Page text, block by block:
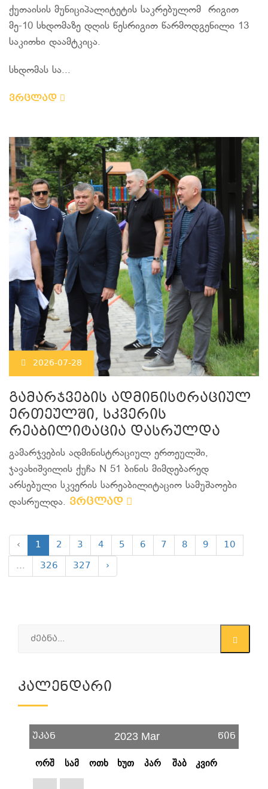
ქუთაისის მუნიციპალიტეტის საკრებულომ რიგით
მე-10 სხდომაზე დღის წესრიგით წარმოდგენილი 13
საკითხი დაამტკიცა.
სხდომას სა...
ვრცლად
2026-07-28
გამარჯვების ადმინისტრაციულ
ერთეულში, სკვერის
რეაბილიტაცია დასრულდა
გამარჯვების ადმინისტრაციულ ერთეულში,
ჯავახიშვილის ქუჩა N 51 ბინის მიმდებარედ
არსებული სკვერის სარეაბილიტაციო სამუშაოები
დასრულდა. ვრცლად
‹ 1 2 3 4 5 6 7 8 9
10
...
326 327 ›
Კალენდარი
უკან 2023 Mar წინ
ორშ სამ ოთხ ხუთ პარ შაბ კვირ